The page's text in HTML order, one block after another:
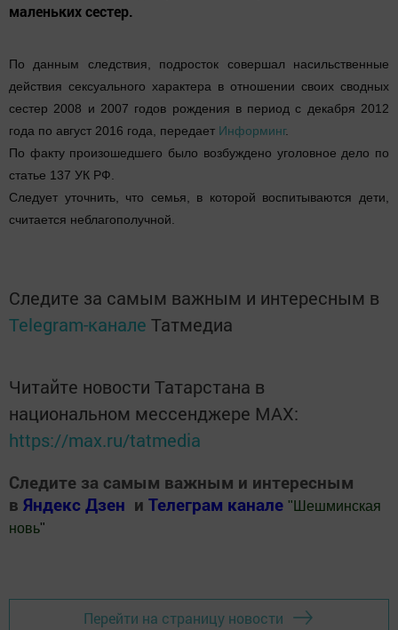
маленьких сестер.
По данным следствия, подросток совершал насильственные
действия сексуального характера в отношении своих сводных
сестер 2008 и 2007 годов рождения в период с декабря 2012
года по август 2016 года, передает Информинг.
По факту произошедшего было возбуждено уголовное дело по
статье 137 УК РФ.
Следует уточнить, что семья, в которой воспитываются дети,
считается неблагополучной.
Следите за самым важным и интересным в
Telegram-канале Татмедиа
Читайте новости Татарстана в
национальном мессенджере MАХ:
https://max.ru/tatmedia
Следите за самым важным и интересным
в Яндекс Дзен и Телеграм канале " Шешминская
новь"
Перейти на страницу новости